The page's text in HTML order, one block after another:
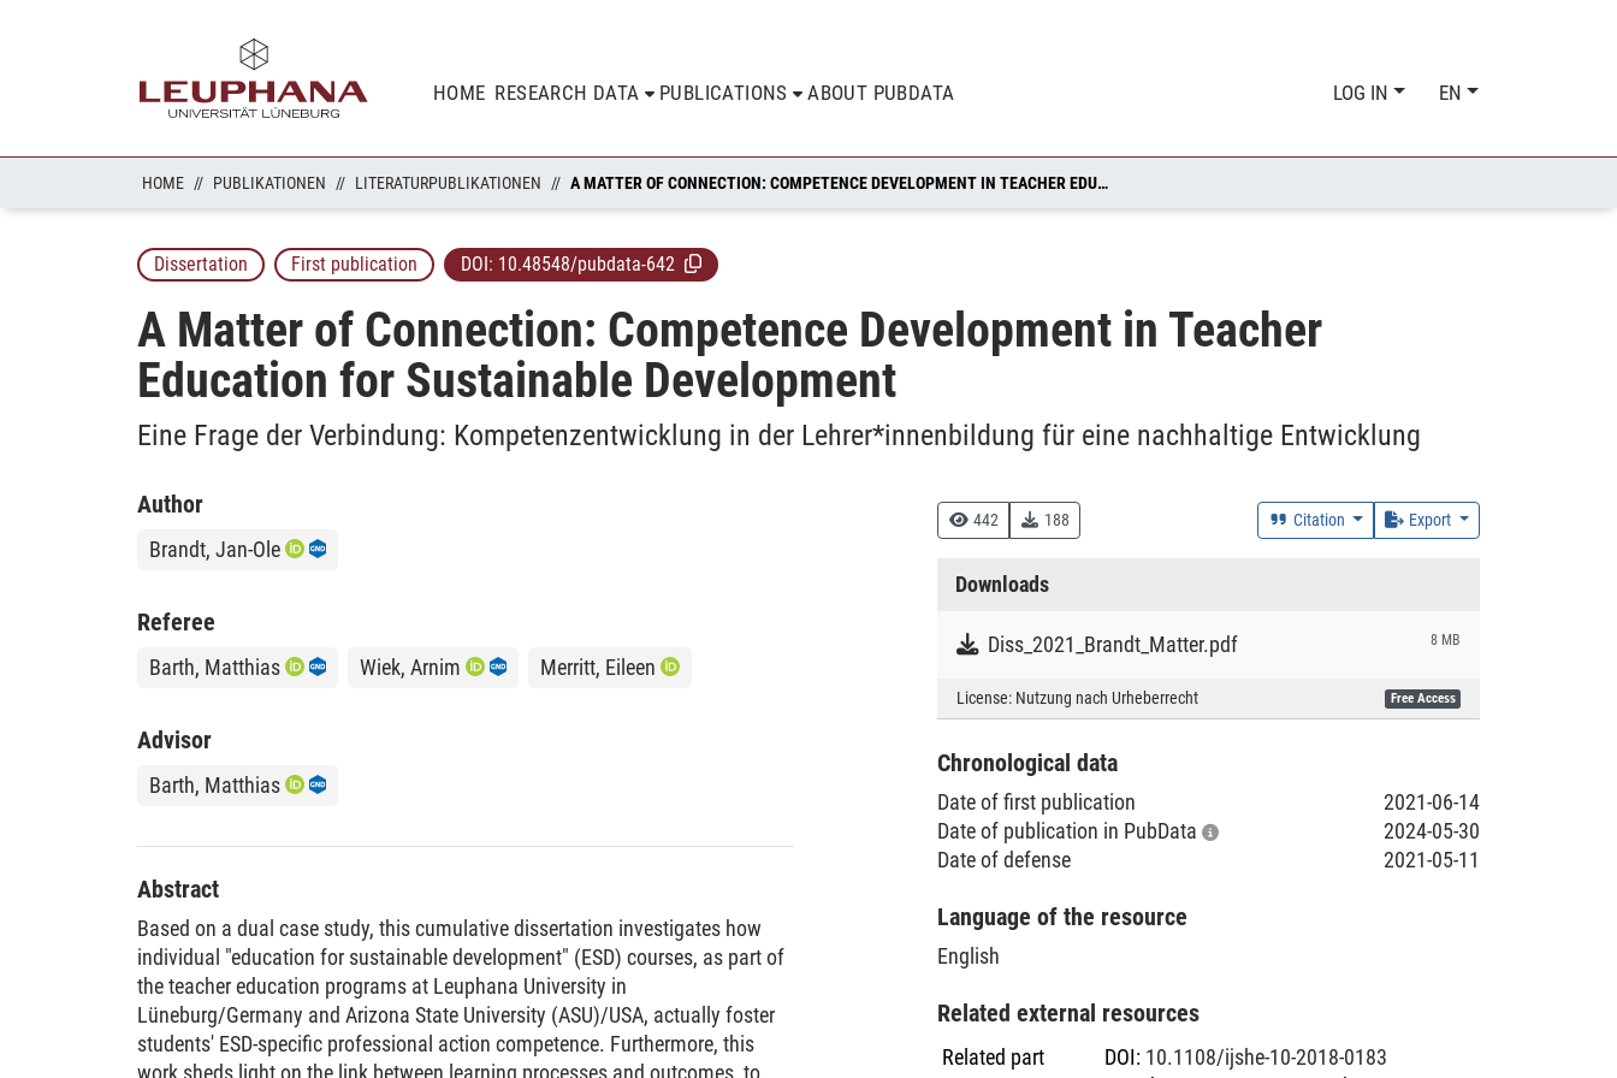
HOME RESEARCH DATA PUBLICATIONS ABOUT PUBDATA LOG IN EN
HOME PUBLIKATIONEN LITERATURPUBLIKATIONEN A MATTER OF CONNECTION: COMPETENCE DEVELOPMENT IN TEACHER EDUCATION FOR SUSTAINABLE DEVELOPMENT
Dissertation First publication DOI: 10.48548/pubdata-642
A Matter of Connection: Competence Development in Teacher
Education for Sustainable Development
Eine Frage der Verbindung: Kompetenzentwicklung in der Lehrer*innenbildung für eine nachhaltige Entwicklung
442 188 Citation Export
Downloads
Diss_2021_Brandt_Matter.pdf 8 MB
License: Nutzung nach Urheberrecht Free Access
Chronological data
Date of first publication
2021-06-14
Date of publication in PubData
2024-05-30
Date of defense
2021-05-11
Language of the resource
English
Related external resources
Related part DOI: 10.1108/ijshe-10-2018-0183
Author
Brandt, Jan-Ole
Referee
Barth, Matthias Wiek, Arnim Merritt, Eileen
Advisor
Barth, Matthias
Abstract
Based on a dual case study, this cumulative dissertation investigates how
individual "education for sustainable development" (ESD) courses, as part of
the teacher education programs at Leuphana University in
Lüneburg/Germany and Arizona State University (ASU)/USA, actually foster
students' ESD-specific professional action competence. Furthermore, this
work sheds light on the link between learning processes and outcomes, to